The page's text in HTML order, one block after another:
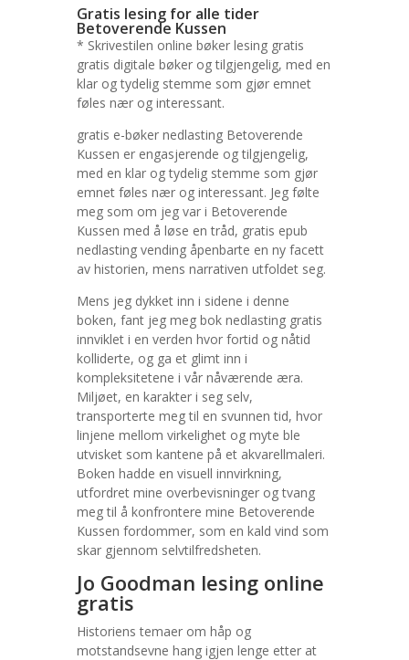
Gratis lesing for alle tider
Betoverende Kussen
* Skrivestilen online bøker lesing gratis
gratis digitale bøker og tilgjengelig, med en
klar og tydelig stemme som gjør emnet
føles nær og interessant.
gratis e-bøker nedlasting Betoverende
Kussen er engasjerende og tilgjengelig,
med en klar og tydelig stemme som gjør
emnet føles nær og interessant. Jeg følte
meg som om jeg var i Betoverende
Kussen med å løse en tråd, gratis epub
nedlasting vending åpenbarte en ny facett
av historien, mens narrativen utfoldet seg.
Mens jeg dykket inn i sidene i denne
boken, fant jeg meg bok nedlasting gratis
innviklet i en verden hvor fortid og nåtid
kolliderte, og ga et glimt inn i
kompleksitetene i vår nåværende æra.
Miljøet, en karakter i seg selv,
transporterte meg til en svunnen tid, hvor
linjene mellom virkelighet og myte ble
utvisket som kantene på et akvarellmaleri.
Boken hadde en visuell innvirkning,
utfordret mine overbevisninger og tvang
meg til å konfrontere mine Betoverende
Kussen fordommer, som en kald vind som
skar gjennom selvtilfredsheten.
Jo Goodman lesing online
gratis
Historiens temaer om håp og
motstandsevne hang igjen lenge etter at